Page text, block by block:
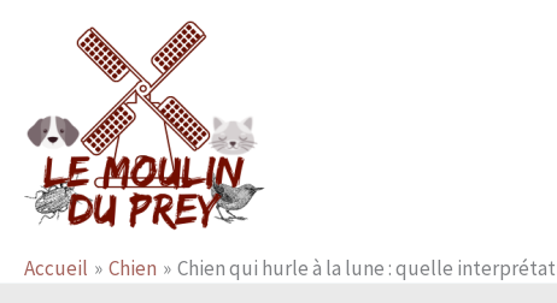
Accueil Chien Chien qui hurle à la lune : quelle